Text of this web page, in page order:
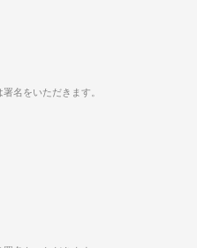
名をいただきます。